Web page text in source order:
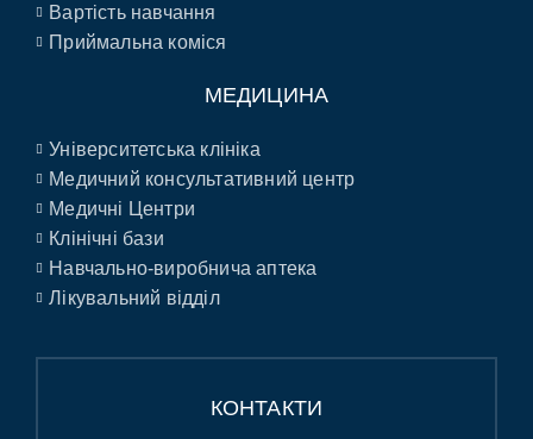
Вартість навчання
Приймальна коміся
МЕДИЦИНА
Університетська клініка
Медичний консультативний центр
Медичні Центри
Клінічні бази
Навчально-виробнича аптека
Лікувальний відділ
КОНТАКТИ